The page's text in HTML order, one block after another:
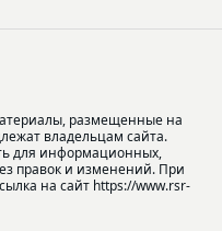
размещенные на
владельцам сайта.
для информационных,
правок и изменений. При
на сайт https://www.rsr-